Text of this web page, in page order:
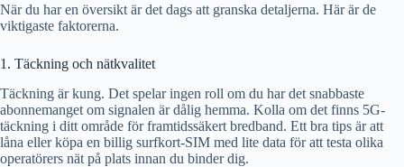
När du har en översikt är det dags att granska detaljerna. Här är de
viktigaste faktorerna.
1. Täckning och nätkvalitet
Täckning är kung. Det spelar ingen roll om du har det snabbaste
abonnemanget om signalen är dålig hemma. Kolla om det finns 5G-
täckning i ditt område för framtidssäkert bredband. Ett bra tips är att
låna eller köpa en billig surfkort-SIM med lite data för att testa olika
operatörers nät på plats innan du binder dig.